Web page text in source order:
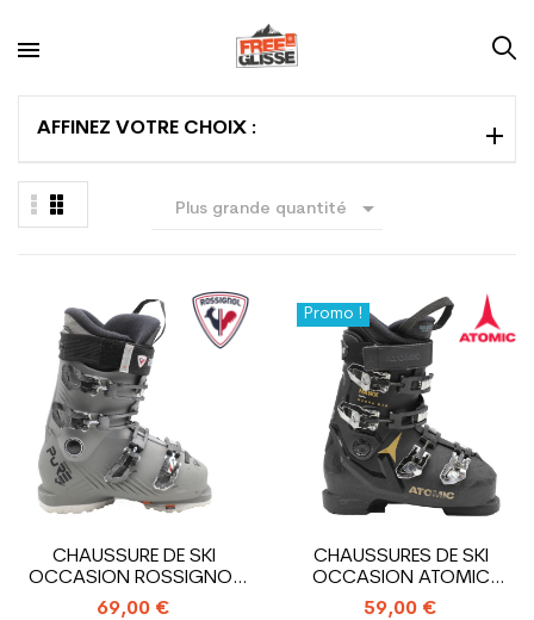
AFFINEZ VOTRE CHOIX :
Plus grande quantité 
CHAUSSURE DE SKI
OCCASION ROSSIGNOL
PURE
69,00 €
CHAUSSURES DE SKI
OCCASION ATOMIC
HAWX MAGNA R75
59,00 €
Promo !